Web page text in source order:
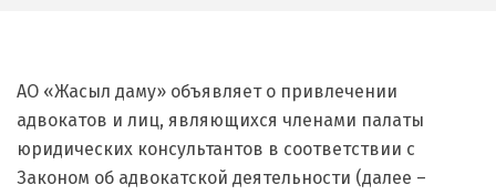
АО «Жасыл даму» объявляет о привлечении
адвокатов и лиц, являющихся членами палаты
юридических консультантов в соответствии с
Законом об адвокатской деятельности (далее –